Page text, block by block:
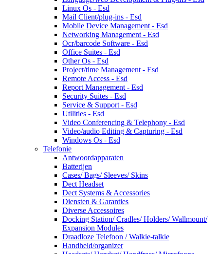
Linux Os - Esd
Mail Client/plug-ins - Esd
Mobile Device Management - Esd
Networking Management - Esd
Ocr/barcode Software - Esd
Office Suites - Esd
Other Os - Esd
Project/time Management - Esd
Remote Access - Esd
Report Management - Esd
Security Suites - Esd
Service & Support - Esd
Utilities - Esd
Video Conferencing & Telephony - Esd
Video/audio Editing & Capturing - Esd
Windows Os - Esd
Telefonie
Antwoordapparaten
Batterijen
Cases/ Bags/ Sleeves/ Skins
Dect Headset
Dect Systems & Accessories
Diensten & Garanties
Diverse Accessoires
Docking Station/ Cradles/ Holders/ Wallmount/
Expansion Modules
Draadloze Telefoon / Walkie-talkie
Handheld/organizer